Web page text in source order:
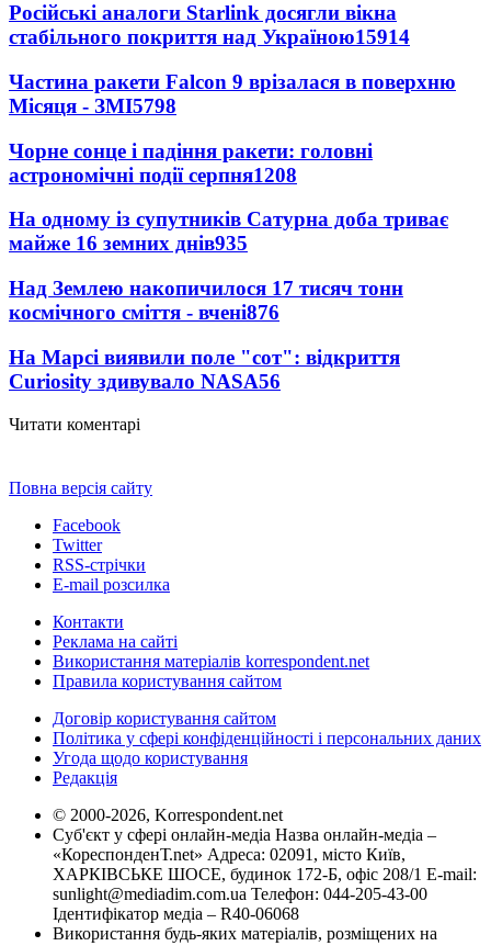
Російські аналоги Starlink досягли вікна
стабільного покриття над Україною15914
Частина ракети Falcon 9 врізалася в поверхню
Місяця - ЗМІ5798
Чорне сонце і падіння ракети: головні
астрономічні події серпня1208
На одному із супутників Сатурна доба триває
майже 16 земних днів935
Над Землею накопичилося 17 тисяч тонн
космічного сміття - вчені876
На Марсі виявили поле "сот": відкриття
Curiosity здивувало NASA56
Читати коментарі
Повна версія сайту
Facebook
Twitter
RSS-стрічки
E-mail розсилка
Контакти
Реклама на сайті
Використання матеріалів korrespondent.net
Правила користування сайтом
Договір користування сайтом
Політика у сфері конфіденційності і персональних даних
Угода щодо користування
Редакція
© 2000-2026, Korrespondent.net
Суб'єкт у сфері онлайн-медіа Назва онлайн-медіа –
«КореспонденТ.net» Адреса: 02091, місто Київ,
ХАРКІВСЬКЕ ШОСЕ, будинок 172-Б, офіс 208/1 E-mail:
sunlight@mediadim.com.ua Телефон: 044-205-43-00
Ідентифікатор медіа – R40-06068
Використання будь-яких матеріалів, розміщених на